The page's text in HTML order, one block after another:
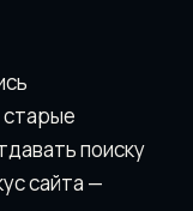
поискy
сайта —